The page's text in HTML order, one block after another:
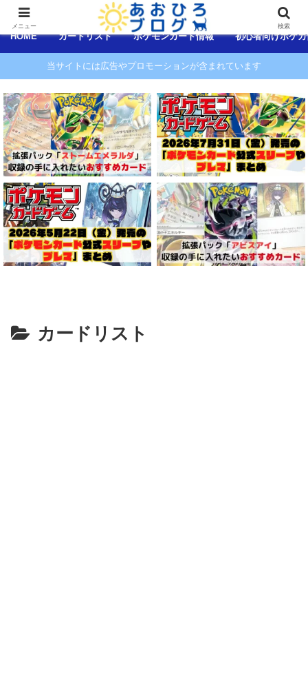
コンテンツへスキップ
HOME カードリスト ポケモンカード情報 初心者向けポケ
当サイトには広告やプロモーションが含まれています
カードリスト
メニュー 検索